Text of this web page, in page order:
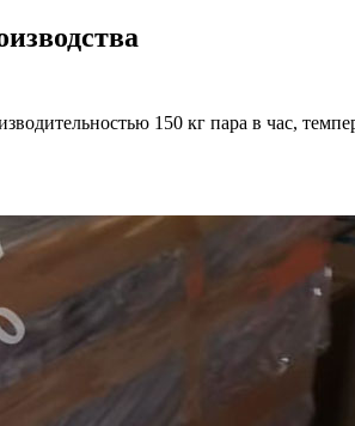
150 кг пара в час,